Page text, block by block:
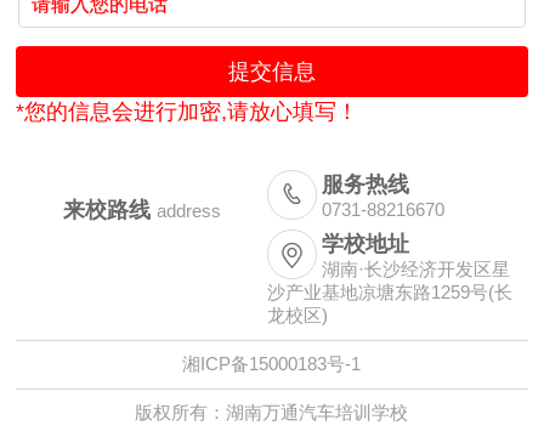
*您的信息会进行加密,请放心填写！
来校路线 address
 服务热线
0731-88216670
 学校地址
湖南·长沙经济开发区星
沙产业基地凉塘东路1259号(长
龙校区)
湘ICP备15000183号-1
版权所有：湖南万通汽车培训学校